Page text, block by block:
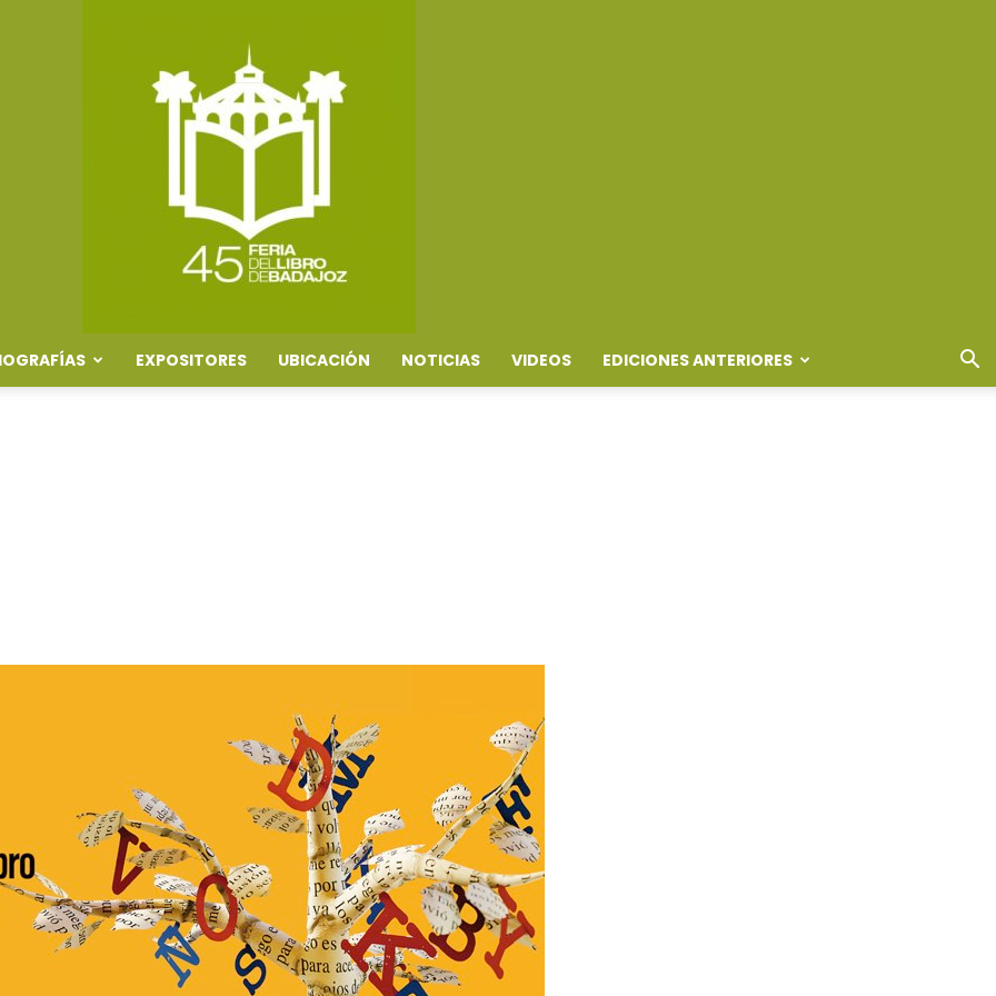
de
Badajoz
EXPOSITORES UBICACIÓN NOTICIAS VIDEOS EDICIONES ANTERIORES